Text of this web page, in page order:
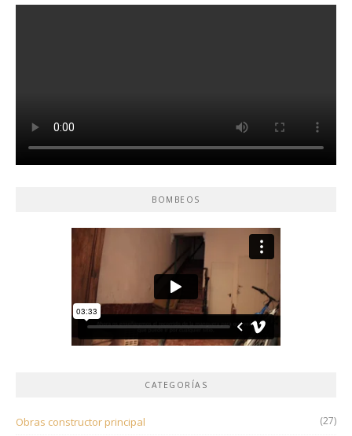
BOMBEOS
CATEGORÍAS
Obras constructor principal (27)